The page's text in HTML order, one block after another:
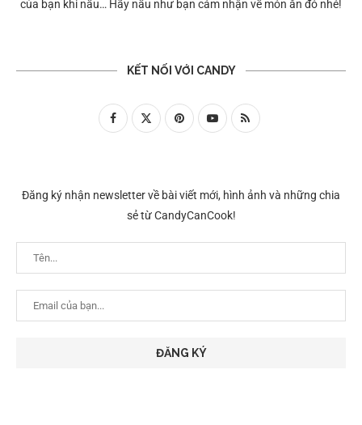
của bạn khi nấu… Hãy nấu như bạn cảm nhận về món ăn đó nhé!
KẾT NỐI VỚI CANDY
Đăng ký nhận newsletter về bài viết mới, hình ảnh và những chia
sẻ từ CandyCanCook!